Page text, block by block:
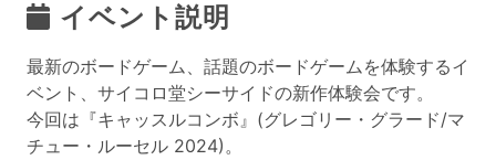
イベント説明
最新のボードゲーム、話題のボードゲームを体験するイ
ベント、サイコロ堂シーサイドの新作体験会です。
今回は『キャッスルコンボ』(グレゴリー・グラード/マ
チュー・ルーセル 2024)。